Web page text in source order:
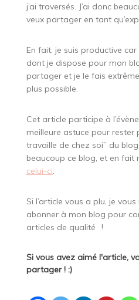
j’ai traversés. J’ai donc
veux partager en tant
En fait, je suis productive
dont je dispose pour mon
partager et je le fais
plus possible.
Cet article participe à
meilleure astuce pour
travaille de chez soi” du blog
beaucoup ce blog, et en fait
celui-ci.
Si l’article vous a plu, je
abonner à mon blog pour
articles de qualité
!
Si vous avez aimé l'article,
partager ! :)